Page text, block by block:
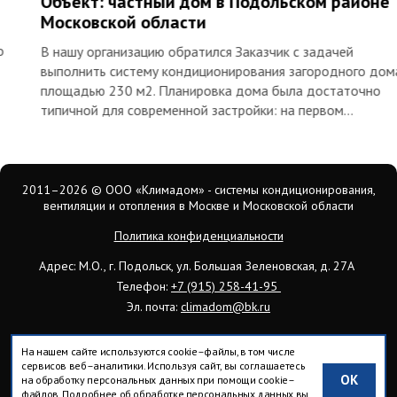
Московской области
В нашу организацию обратился Заказчик с задачей
выполнить систему кондиционирования загородного дома
площадью 230 м2. Планировка дома была достаточно
типичной для современной застройки: на первом…
2011–2026 © ООО «Климадом» - системы кондиционирования,
вентиляции и отопления в Москве и Московской области
Политика конфиденциальности
Адрес: М.О., г. Подольск, ул. Большая Зеленовская, д. 27А
Телефон: +7 (915) 258-41-95
Эл. почта: climadom@bk.ru
Вся информация на сайте носит исключительно ознакомительный
На нашем сайте используются cookie–файлы, в том числе
сервисов веб–аналитики. Используя сайт, вы соглашаетесь
на обработку персональных данных при помощи cookie–
файлов. Подробнее об обработке персональных данных вы
OK